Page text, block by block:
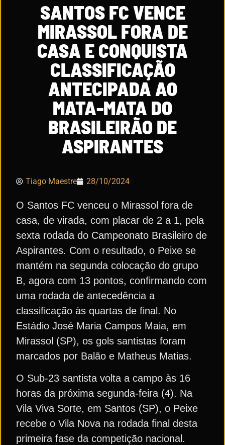
SANTOS FC VENCE
MIRASSOL FORA DE
CASA E CONQUISTA
CLASSIFICAÇÃO
ANTECIPADA AO
MATA-MATA DO
BRASILEIRÃO DE
ASPIRANTES
Tiago Maestre 28/10/2024
O Santos FC venceu o Mirassol fora de
casa, de virada, com placar de 2 a 1, pela
sexta rodada do Campeonato Brasileiro de
Aspirantes. Com o resultado, o Peixe se
mantém na segunda colocação do grupo
B, agora com 13 pontos, confirmando com
uma rodada de antecedência a
classificação às quartas de final. No
Estádio José Maria Campos Maia, em
Mirassol (SP), os gols santistas foram
marcados por Balão e Matheus Matias.
O Sub-23 santista volta a campo às 16
horas da próxima segunda-feira (4). Na
Vila Viva Sorte, em Santos (SP), o Peixe
recebe o Vila Nova na rodada final desta
primeira fase da competição nacional.